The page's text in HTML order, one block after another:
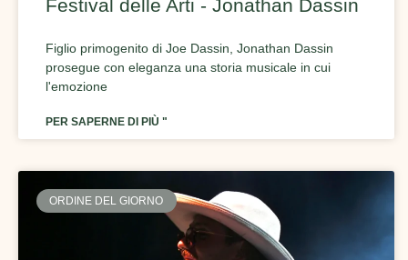
Festival delle Arti - Jonathan Dassin
Figlio primogenito di Joe Dassin, Jonathan Dassin
prosegue con eleganza una storia musicale in cui
l'emozione
PER SAPERNE DI PIÙ "
ORDINE DEL GIORNO